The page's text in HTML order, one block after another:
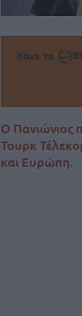
Κάνε το
Ο Πανιώνιος
Τουρκ
και Ευρώπη.